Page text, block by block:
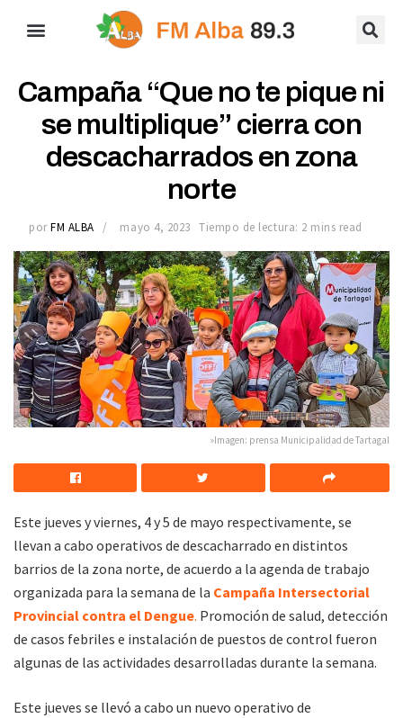
Campaña “Que no te pique ni
se multiplique” cierra con
descacharrados en zona
norte
por FM ALBA mayo 4, 2023 Tiempo de lectura: 2 mins read
»Imagen: prensa Municipalidad de Tartagal
Este jueves y viernes, 4 y 5 de mayo respectivamente, se
llevan a cabo operativos de descacharrado en distintos
barrios de la zona norte, de acuerdo a la agenda de trabajo
organizada para la semana de la Campaña Intersectorial
Provincial contra el Dengue. Promoción de salud, detección
de casos febriles e instalación de puestos de control fueron
algunas de las actividades desarrolladas durante la semana.
Este jueves se llevó a cabo un nuevo operativo de